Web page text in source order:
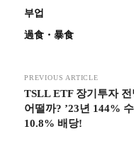
부업
過食・暴食
PREVIOUS ARTICLE
TSLL ETF 장기투자 전
어떨까? ’23년 144%
10.8% 배당!